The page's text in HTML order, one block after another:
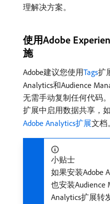
理解决方案。
使用Adobe
施
Adobe建议您使用Tags扩
Analytics和Audience
无需手动复制任何代码
扩展中启用数据共享，
Adobe Analytics扩展文档。
小贴士
如果安装Adobe
也安装Audience
Analytics扩展转